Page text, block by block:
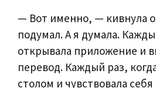
— Вот именно, — кивнула
подумал. А я думала.
открывала приложение и
перевод. Каждый раз,
столом и чувствовала